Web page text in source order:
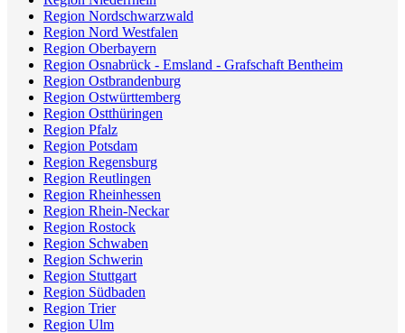
Region Nordschwarzwald
Region Nord Westfalen
Region Oberbayern
Region Osnabrück - Emsland - Grafschaft Bentheim
Region Ostbrandenburg
Region Ostwürttemberg
Region Ostthüringen
Region Pfalz
Region Potsdam
Region Regensburg
Region Reutlingen
Region Rheinhessen
Region Rhein-Neckar
Region Rostock
Region Schwaben
Region Schwerin
Region Stuttgart
Region Südbaden
Region Trier
Region Ulm